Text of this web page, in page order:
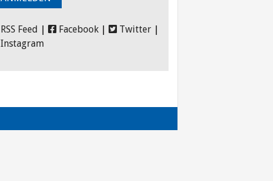
RSS Feed Facebook Twitter
Instagram